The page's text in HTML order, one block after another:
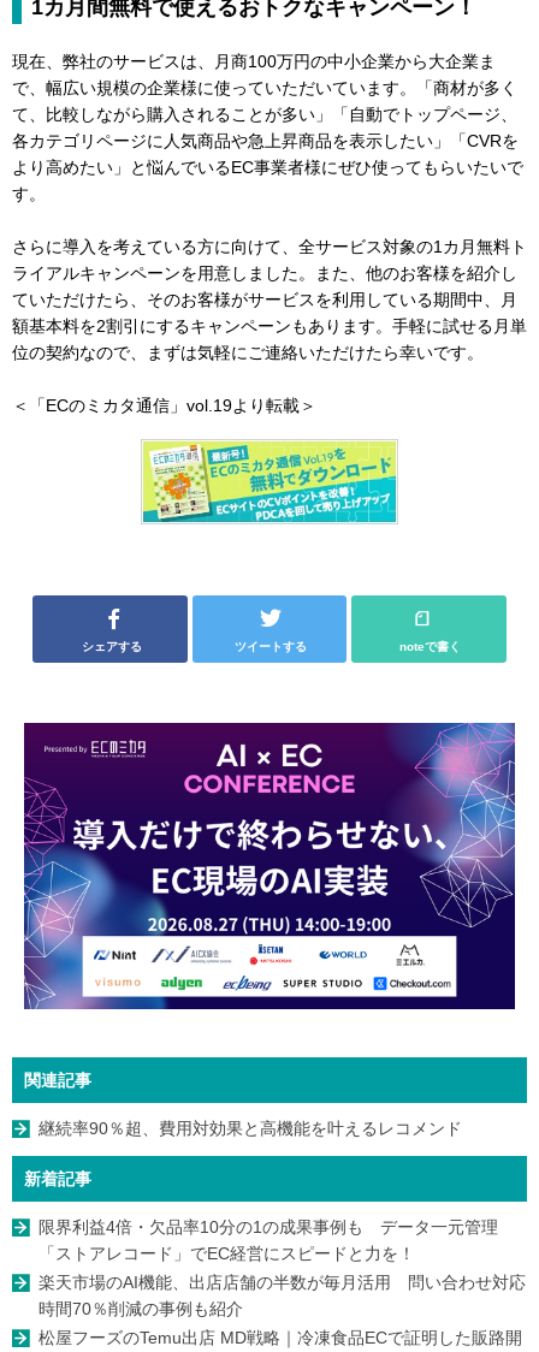
1カ月間無料で使えるおトクなキャンペーン！
現在、弊社のサービスは、月商100万円の中小企業から大企業ま
で、幅広い規模の企業様に使っていただいています。「商材が多く
て、比較しながら購入されることが多い」「自動でトップページ、
各カテゴリページに人気商品や急上昇商品を表示したい」「CVRを
より高めたい」と悩んでいるEC事業者様にぜひ使ってもらいたいで
す。
さらに導入を考えている方に向けて、全サービス対象の1カ月無料ト
ライアルキャンペーンを用意しました。また、他のお客様を紹介し
ていただけたら、そのお客様がサービスを利用している期間中、月
額基本料を2割引にするキャンペーンもあります。手軽に試せる月単
位の契約なので、まずは気軽にご連絡いただけたら幸いです。
＜「ECのミカタ通信」vol.19より転載＞
シェアする ツイートする noteで書く
関連記事
継続率90％超、費用対効果と高機能を叶えるレコメンド
新着記事
限界利益4倍・欠品率10分の1の成果事例も データ一元管理
「ストアレコード」でEC経営にスピードと力を！
楽天市場のAI機能、出店店舗の半数が毎月活用 問い合わせ対応
時間70％削減の事例も紹介
松屋フーズのTemu出店 MD戦略｜冷凍食品ECで証明した販路開